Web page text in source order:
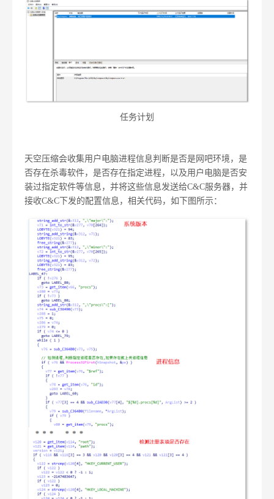
任务计划
天空压缩会收集用户电脑进程信息判断是否是网吧环境，是
否存在杀毒软件，是否存在指定进程，以及用户电脑是否安
装过指定软件等信息，并将这些信息发送给C&C服务器，并
接收C&C 下发的配置信息，相关代码，如下图所示：